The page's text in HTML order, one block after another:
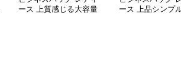
ース 上質感じる大容量
ース 上品シンプ